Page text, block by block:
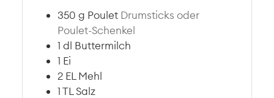
350 g Poulet Drumsticks oder
Poulet-Schenkel
1 dl Buttermilch
1 Ei
2 EL Mehl
1TL Salz